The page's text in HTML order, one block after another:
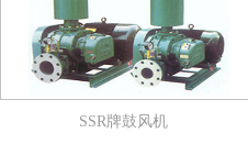
SSR牌鼓风机